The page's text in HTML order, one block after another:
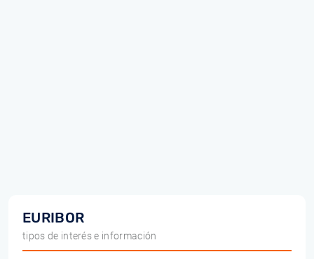
EURIBOR
tipos de interés e información